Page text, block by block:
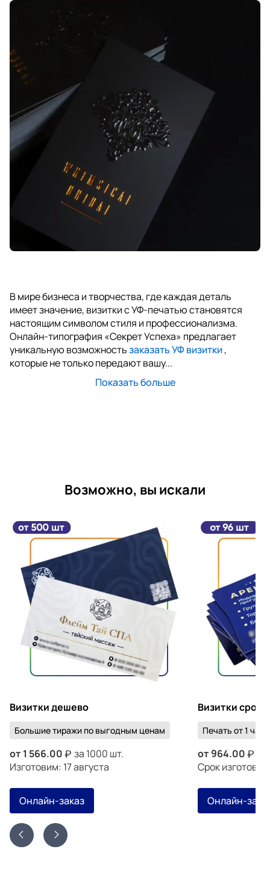
В мире бизнеса и творчества, где каждая деталь
имеет значение, визитки с УФ-печатью становятся
настоящим символом стиля и профессионализма.
Онлайн-типография «Секрет Успеха» предлагает
уникальную возможностьзаказать УФ визитки,
которые не только передают вашу...
Показать больше
Возможно, вы искали
Визитки дешево
Большие тиражи по выгодным ценам
от 1 566.00
за 1000 шт.
Изготовим: 17 августа
Онлайн-заказ
Визитки
Печать от 1 часа
от964.00
Срок
Онлайн-